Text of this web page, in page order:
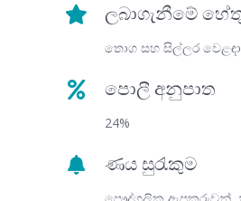
ලබාගැනීමේ
තොග සහ සිල්ලර
පොලී අනුපාත
24%
ණය සුරැකුම